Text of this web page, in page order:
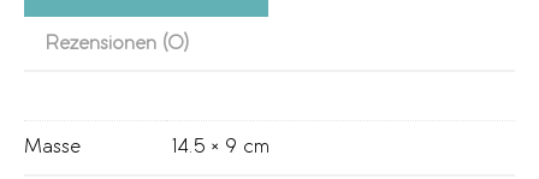
Rezensionen (0)
Masse 14.5 × 9 cm